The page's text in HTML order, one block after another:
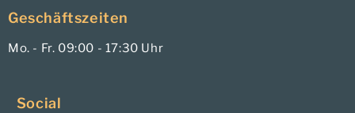
Geschäftszeiten
Mo. - Fr. 09:00 - 17:30 Uhr
Social